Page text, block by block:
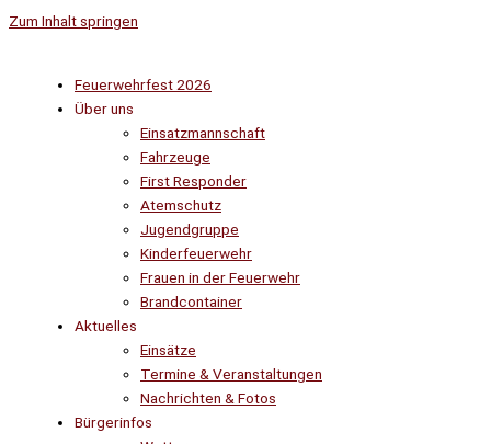
Zum Inhalt springen
Feuerwehrfest 2026
Über uns
Einsatzmannschaft
Fahrzeuge
First Responder
Atemschutz
Jugendgruppe
Kinderfeuerwehr
Frauen in der Feuerwehr
Brandcontainer
Aktuelles
Einsätze
Termine & Veranstaltungen
Nachrichten & Fotos
Bürgerinfos